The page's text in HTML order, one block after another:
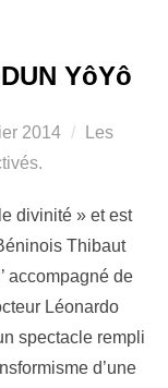
YôYô
2014
Les
divinité » et est
Thibaut
accompagné de
Léonardo
spectacle rempli
d’une